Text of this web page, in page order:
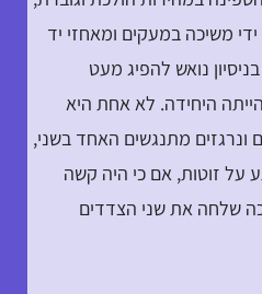
משיכה במעקים ומאחזי יד
נואש להפיג מעט
היחידה. לא אחת היא
ונרגזים מתנגשים האחד בשני,
זוטות, אם כי היה קשה
שלחה את שני הצדדים